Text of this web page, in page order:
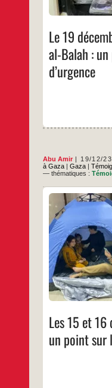
Le 19
al-Balah :
d’urgence
Abu Amir 19/12/23
à Gaza |Gaza |
— thématiques :
Les 15 et 16
un point sur
projet de
personnes
Nuseirat :
pluvieux
région de